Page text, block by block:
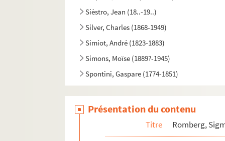
Sièstro, Jean (18..-19..)
Silver, Charles (1868-1949)
Simiot, André (1823-1883)
Simons, Moïse (1889?-1945)
Spontini, Gaspare (1774-1851)
Straus, Oscar (1870-1954)
Strauss, Johann (1825-1899)
Strauss, Richard (1864-1949)
Présentation du contenu
Titre Romberg,